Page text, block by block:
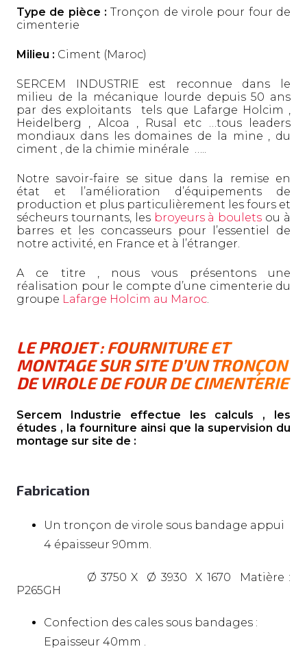
Type de pièce : Tronçon de virole pour four de
cimenterie
Milieu : Ciment (Maroc)
SERCEM INDUSTRIE est reconnue dans le
milieu de la mécanique lourde depuis 50 ans
par des exploitants tels que Lafarge Holcim ,
Heidelberg , Alcoa , Rusal etc …tous leaders
mondiaux dans les domaines de la mine , du
ciment , de la chimie minérale …..
Notre savoir-faire se situe dans la remise en
état et l’amélioration d’équipements de
production et plus particulièrement les fours et
sécheurs tournants, les broyeurs à boulets ou à
barres et les concasseurs pour l’essentiel de
notre activité, en France et à l’étranger.
A ce titre , nous vous présentons une
réalisation pour le compte d’une cimenterie du
groupe Lafarge Holcim au Maroc.
LE PROJET : FOURNITURE ET
MONTAGE SUR SITE D’UN TRONÇON
DE VIROLE DE FOUR DE CIMENTERIE
Sercem Industrie effectue les calculs , les
études , la fourniture ainsi que la supervision du
montage sur site de :
Fabrication
Un tronçon de virole sous bandage appui
4 épaisseur 90mm.
Ø 3750 X Ø 3930 X 1670 Matière :
P265GH
Confection des cales sous bandages :
Epaisseur 40mm .